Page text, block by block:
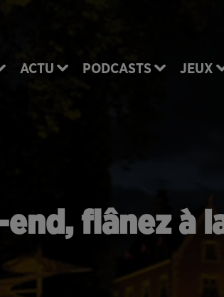
ACTU PODCASTS JEUX
end, flânez à